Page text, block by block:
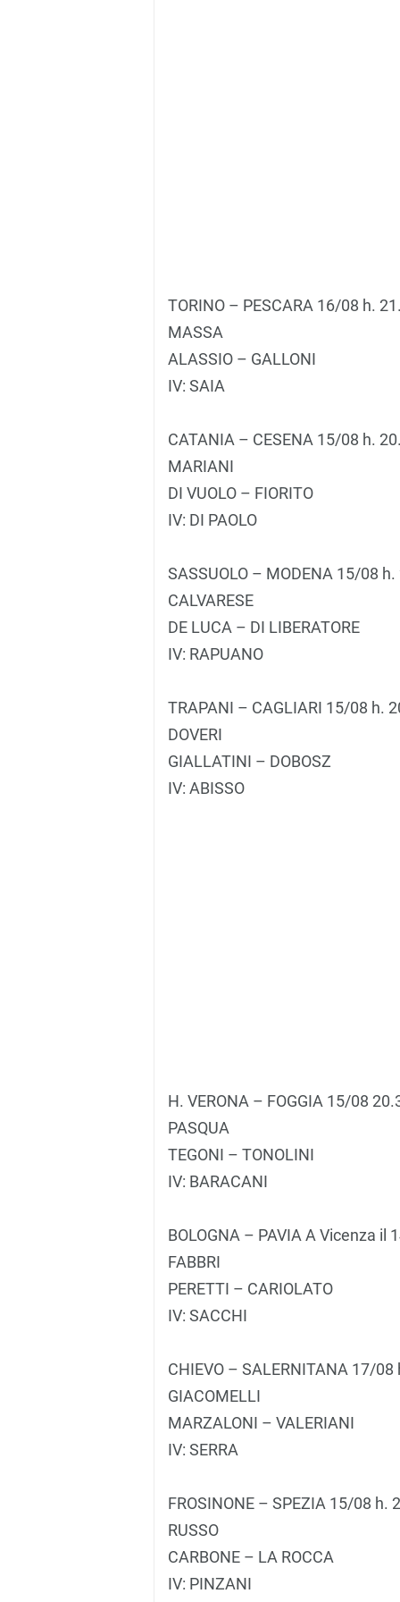
TORINO – PESCARA 16/08 h.
MASSA
ALASSIO – GALLONI
IV: SAIA
CATANIA – CESENA 15/08 h.
MARIANI
DI VUOLO – FIORITO
IV: DI PAOLO
SASSUOLO – MODENA 15/08
CALVARESE
DE LUCA – DI LIBERATORE
IV: RAPUANO
TRAPANI – CAGLIARI 15/08 h.
DOVERI
GIALLATINI – DOBOSZ
IV: ABISSO
H. VERONA – FOGGIA 15/08
PASQUA
TEGONI – TONOLINI
IV: BARACANI
BOLOGNA – PAVIA A Vicenza il
FABBRI
PERETTI – CARIOLATO
IV: SACCHI
CHIEVO – SALERNITANA 17/08
GIACOMELLI
MARZALONI – VALERIANI
IV: SERRA
FROSINONE – SPEZIA 15/08 h.
RUSSO
CARBONE – LA ROCCA
IV: PINZANI